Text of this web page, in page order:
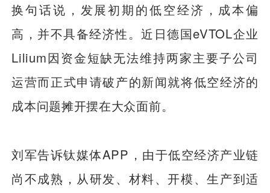
换句话说，发展初期的低空经济，成本偏
高，并不具备经济性。近日德国eVTOL企业
Lilium因资金短缺无法维持两家主要子公司
运营而正式申请破产的新闻就将低空经济的
成本问题摊开摆在大众面前。
刘军告诉钛媒体APP，由于低空经济产业链
尚不成熟，从研发、材料、开模、生产到适